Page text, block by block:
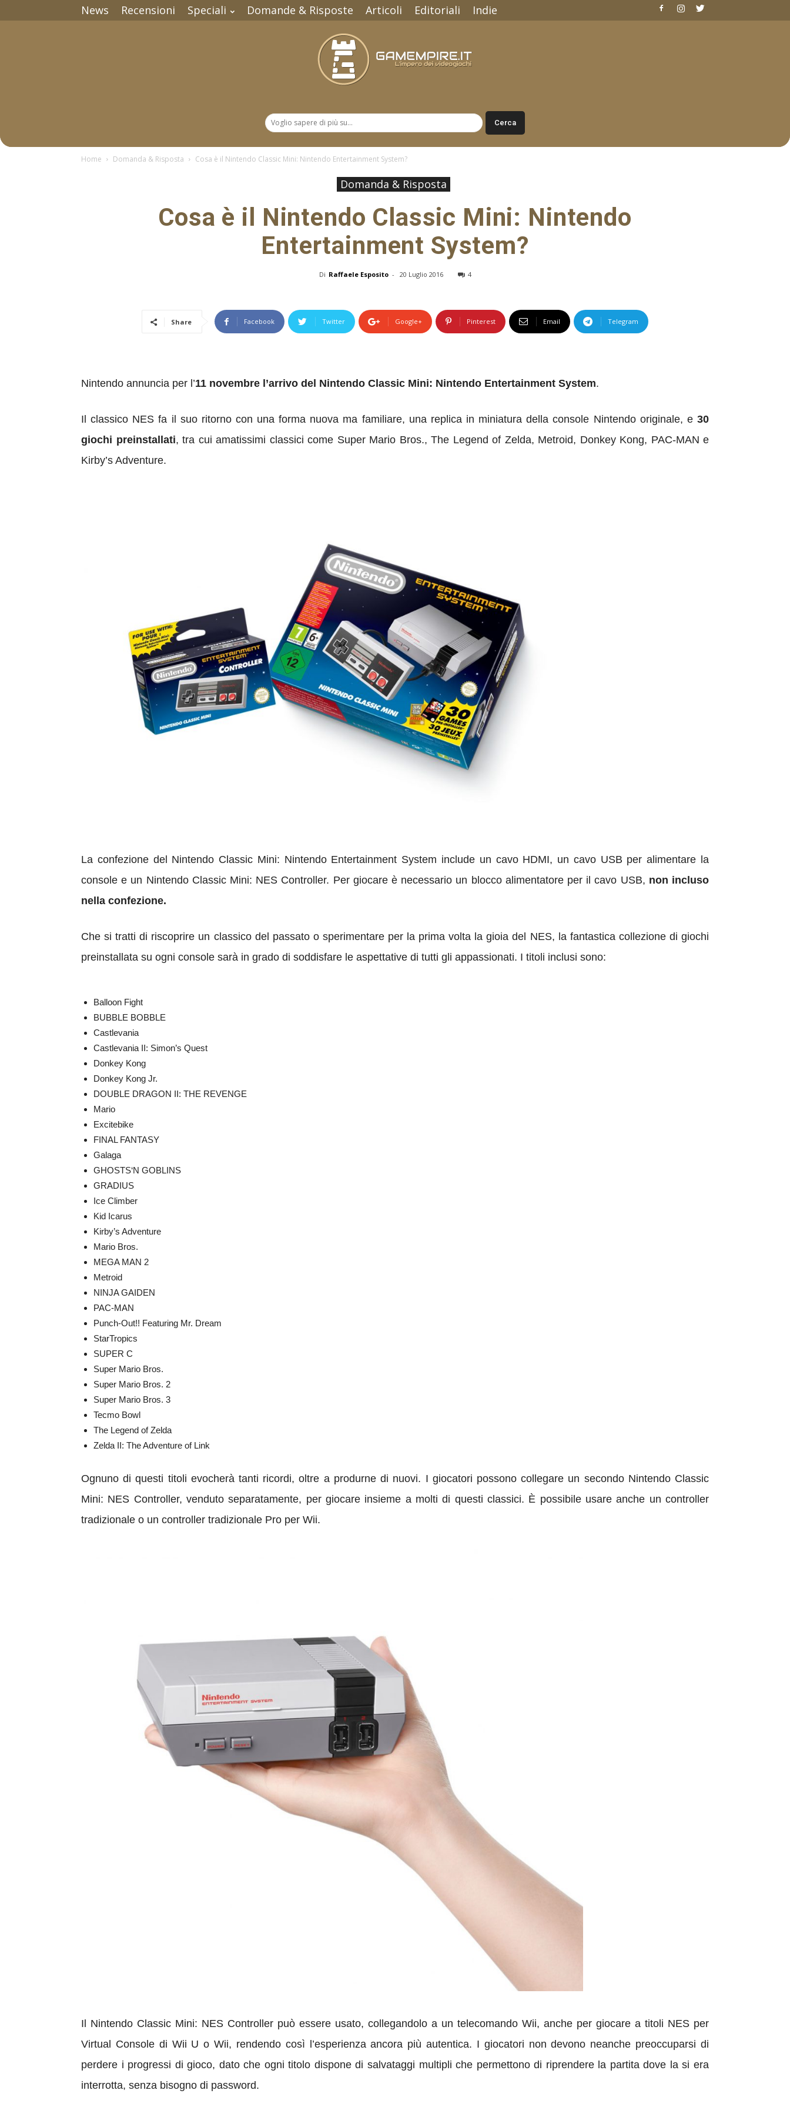
News Recensioni Speciali Domande & Risposte Articoli Editoriali Indie
Home Domanda & Risposta Cosa è il Nintendo Classic Mini: Nintendo Entertainment System?
Domanda & Risposta
Cosa è il Nintendo Classic Mini: Nintendo
Entertainment System?
Di Raffaele Esposito - 20 Luglio 2016 4
Share Facebook Twitter Google+ Pinterest Email Telegram
Nintendo annuncia per l’11 novembre l’arrivo del Nintendo Classic Mini: Nintendo Entertainment System.
Il classico NES fa il suo ritorno con una forma nuova ma familiare, una replica in miniatura della console Nintendo originale, e 30
giochi preinstallati, tra cui amatissimi classici come Super Mario Bros., The Legend of Zelda, Metroid, Donkey Kong, PAC-MAN e
Kirby’s Adventure.
La confezione del Nintendo Classic Mini: Nintendo Entertainment System include un cavo HDMI, un cavo USB per alimentare la
console e un Nintendo Classic Mini: NES Controller. Per giocare è necessario un blocco alimentatore per il cavo USB, non incluso
nella confezione.
Che si tratti di riscoprire un classico del passato o sperimentare per la prima volta la gioia del NES, la fantastica collezione di giochi
preinstallata su ogni console sarà in grado di soddisfare le aspettative di tutti gli appassionati. I titoli inclusi sono:
Balloon Fight
BUBBLE BOBBLE
Castlevania
Castlevania II: Simon’s Quest
Donkey Kong
Donkey Kong Jr.
DOUBLE DRAGON II: THE REVENGE
Mario
Excitebike
FINAL FANTASY
Galaga
GHOSTS‘N GOBLINS
GRADIUS
Ice Climber
Kid Icarus
Kirby’s Adventure
Mario Bros.
MEGA MAN 2
Metroid
NINJA GAIDEN
PAC-MAN
Punch-Out!! Featuring Mr. Dream
StarTropics
SUPER C
Super Mario Bros.
Super Mario Bros. 2
Super Mario Bros. 3
Tecmo Bowl
The Legend of Zelda
Zelda II: The Adventure of Link
Ognuno di questi titoli evocherà tanti ricordi, oltre a produrne di nuovi. I giocatori possono collegare un secondo Nintendo Classic
Mini: NES Controller, venduto separatamente, per giocare insieme a molti di questi classici. È possibile usare anche un controller
tradizionale o un controller tradizionale Pro per Wii.
Il Nintendo Classic Mini: NES Controller può essere usato, collegandolo a un telecomando Wii, anche per giocare a titoli NES per
Virtual Console di Wii U o Wii, rendendo così l’esperienza ancora più autentica. I giocatori non devono neanche preoccuparsi di
perdere i progressi di gioco, dato che ogni titolo dispone di salvataggi multipli che permettono di riprendere la partita dove la si era
interrotta, senza bisogno di password.